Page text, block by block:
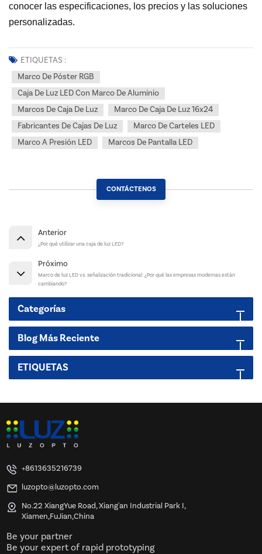
conocer las especificaciones, los precios y las soluciones
personalizadas.
ETIQUETAS :
Marco De Póster RGB
Caja De Luz LED Con Marco De Aluminio
Marcos De Caja De Luz
Marco De Caja De Luz 16x24
Fabricantes De Cajas De Luz
Marco De Carteles LED
Marco A Presión LED
Marcos De Pantalla LED
CONTÁCTENOS
Anterior
¿Por qué utilizar una caja de luz LED?
Próximo
Marco de luz LED vs. señalización tradicional: ¿Por qué las empresas modernas están
cambiando?
Categorías
Blog Más Reciente
ETIQUETAS
+8613635216739
luzopto@luzopto.com
No.22 XiangYue Road, Xiang'an Industrial Park I,
Xiamen,FuJian,China
Be your partner
Be your expert of rapid prototyping